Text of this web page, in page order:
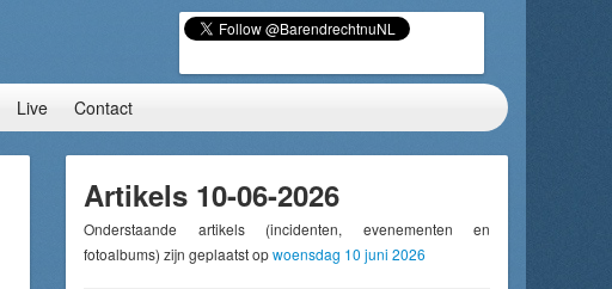
Live Contact
Artikels 10-06-2026
Onderstaande artikels (incidenten, evenementen en
fotoalbums) zijn geplaatst opwoensdag 10 juni 2026